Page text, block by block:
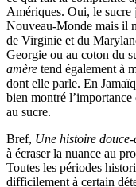
Amériques. Oui, le sucre
Nouveau-Monde mais il
de Virginie et du
Georgie ou au coton du
amère tend également à
dont elle parle. En
bien montré l’importance
au sucre.
Bref, Une histoire douce-
à écraser la nuance au
Toutes les périodes
difficilement à certain